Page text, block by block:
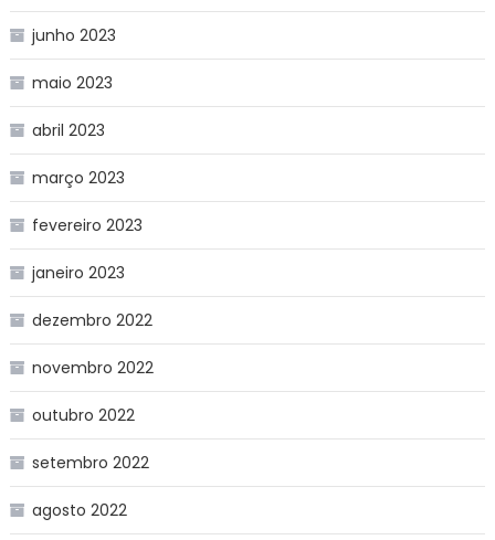
junho 2023
maio 2023
abril 2023
março 2023
fevereiro 2023
janeiro 2023
dezembro 2022
novembro 2022
outubro 2022
setembro 2022
agosto 2022